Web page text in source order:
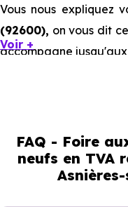
Vous nous expliquez
(92600), on vous dit
accompagne
achat
sur-Seine
Voir +
FAQ - Foire
neufs en TVA